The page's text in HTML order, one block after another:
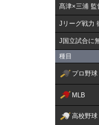
髙津×三浦 監
Jリーグ戦力
J国立試合に
種目
プロ野球
MLB
高校野球